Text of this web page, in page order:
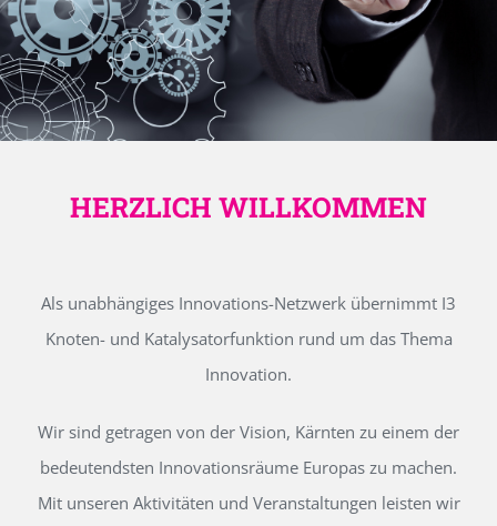
HERZLICH WILLKOMMEN
Als unabhängiges Innovations-Netzwerk übernimmt I3
Knoten- und Katalysatorfunktion rund um das Thema
Innovation.
Wir sind getragen von der Vision, Kärnten zu einem der
bedeutendsten Innovationsräume Europas zu machen.
Mit unseren Aktivitäten und Veranstaltungen leisten wir